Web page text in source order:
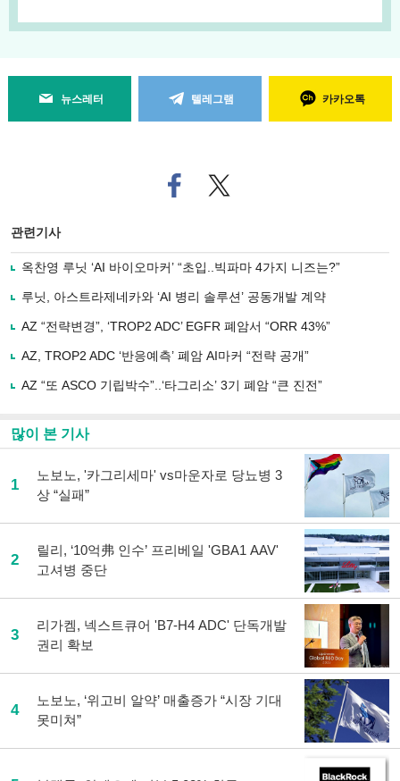
뉴스레터 텔레그램 카카오톡
페
이
로
기
사
유
기
트위
터로
관련기사
옥찬영 루닛 ‘AI 바이오마커’ “초입..빅파마 4가지 니즈는?”
루닛, 아스트라제네카와 ‘AI 병리 솔루션’ 공동개발 계약
AZ “전략변경”, ‘TROP2 ADC’ EGFR 폐암서 “ORR 43%”
AZ, TROP2 ADC ‘반응예측’ 폐암 AI마커 “전략 공개”
AZ “또 ASCO 기립박수”..‘타그리소’ 3기 폐암 “큰 진전”
많이 본 기사
1
노보노, '카그리세마' vs마운자로 당뇨병 3
상 “실패”
2
릴리, ‘10억弗 인수’ 프리베일 'GBA1 AAV'
고셔병 중단
3
리가켐, 넥스트큐어 'B7-H4 ADC' 단독개발
권리 확보
4
노보노, ‘위고비 알약’ 매출증가 “시장 기대
못미쳐”